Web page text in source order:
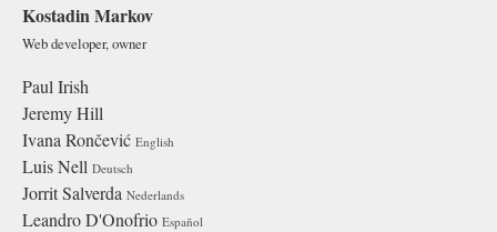
Kostadin Markov
Web developer, owner
Paul Irish
Jeremy Hill
Ivana Rončević English
Luis Nell Deutsch
Jorrit Salverda Nederlands
Leandro D'Onofrio Español